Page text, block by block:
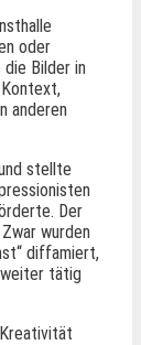
oder
Bilder in
anderen
stellte
Der
wurden
diffamiert,
tätig